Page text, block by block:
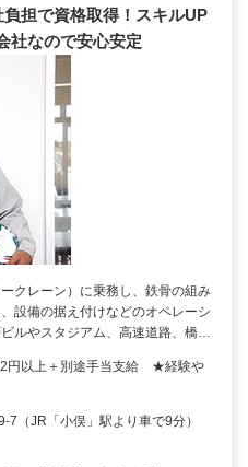
担で資格取得！スキルUP
社なので安心安定
クレーン）に乗務し、鉄骨の組み
設備の据え付けなどのオペレーシ
ルやスタジアム、高速道路、橋…
円以上＋別途手当支給 ★経験や
7（JR「小俣」駅より車で9分）